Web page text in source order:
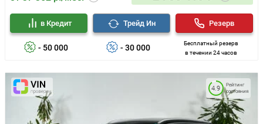
- 50 000
в Кредит
- 30 000
Трейд Ин
Бесплатный резерв
в течении 24 часов
Резерв
Рейтинг
состояния
4.9